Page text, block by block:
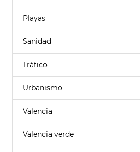
Playas
Sanidad
Tráfico
Urbanismo
Valencia
Valencia verde